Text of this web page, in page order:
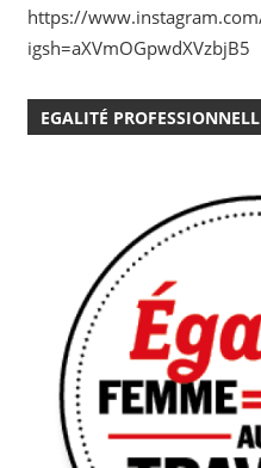
https://
igsh=aXVmOGpwdXVzbjB5
EGALITÉ